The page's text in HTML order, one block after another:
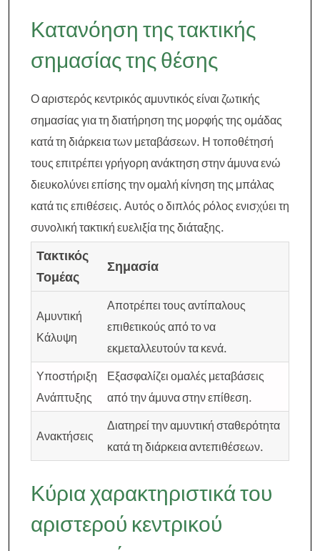
Κατανόηση της τακτικής
σημασίας της θέσης
Ο αριστερός κεντρικός αμυντικός είναι ζωτικής
σημασίας για τη διατήρηση της μορφής της ομάδας
κατά τη διάρκεια των μεταβάσεων. Η τοποθέτησή
τους επιτρέπει γρήγορη ανάκτηση στην άμυνα ενώ
διευκολύνει επίσης την ομαλή κίνηση της μπάλας
κατά τις επιθέσεις. Αυτός ο διπλός ρόλος ενισχύει τη
συνολική τακτική ευελιξία της διάταξης.
Τακτικός
Τομέας
Σημασία
Αμυντική
Κάλυψη
Αποτρέπει τους αντίπαλους
επιθετικούς από το να
εκμεταλλευτούν τα κενά.
Υποστήριξη
Ανάπτυξης
Εξασφαλίζει ομαλές μεταβάσεις
από την άμυνα στην επίθεση.
Ανακτήσεις
Διατηρεί την αμυντική σταθερότητα
κατά τη διάρκεια αντεπιθέσεων.
Κύρια χαρακτηριστικά του
αριστερού κεντρικού